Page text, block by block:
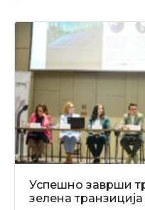
Успешно заврши
зелена